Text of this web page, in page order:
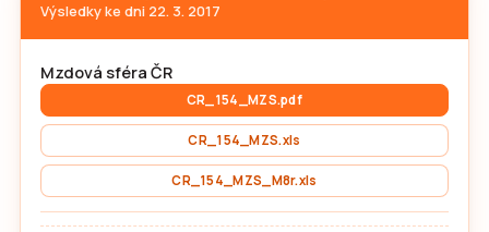
Výsledky ke dni 22. 3. 2017
Mzdová sféra ČR
CR_154_MZS.pdf
CR_154_MZS.xls
CR_154_MZS_M8r.xls